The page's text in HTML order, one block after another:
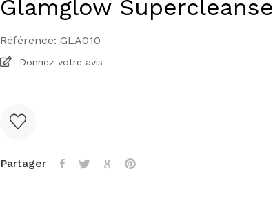
Glamglow Supercleanse
Référence: GLA010
Donnez votre avis
Partager